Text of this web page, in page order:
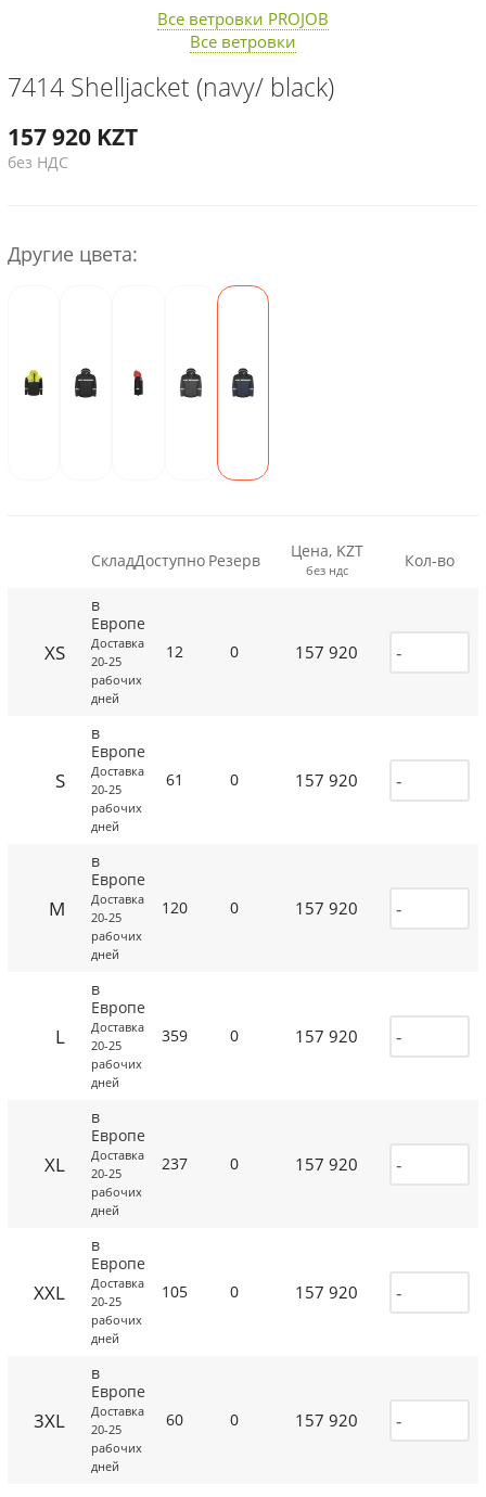
Все ветровки PROJOB
Все ветровки
7414 Shelljacket (navy/ black)
157 920 KZT
без НДС
Другие цвета:
СкладДоступно Резерв Цена, KZT
без ндс Кол-во
XS
в
Европе
Доставка
20-25
рабочих
дней
12 0 157 920
S
в
Европе
Доставка
20-25
рабочих
дней
61 0 157 920
M
в
Европе
Доставка
20-25
рабочих
дней
120 0 157 920
L
в
Европе
Доставка
20-25
рабочих
дней
359 0 157 920
XL
в
Европе
Доставка
20-25
рабочих
дней
237 0 157 920
XXL
в
Европе
Доставка
20-25
рабочих
дней
105 0 157 920
3XL
в
Европе
Доставка
20-25
рабочих
дней
60 0 157 920